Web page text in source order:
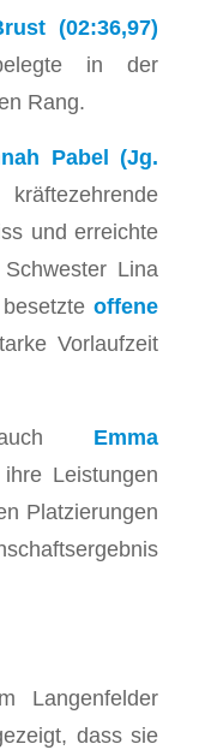
(02:36,97)
in der
Rang.
Pabel (Jg.
und erreichte
Lina
besetzteoffene
Vorlaufzeit
auch Emma
ihre Leistungen
Platzierungen
Langenfelder
dass sie